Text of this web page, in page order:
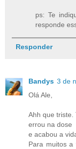
ps: Te
responde
Responder
Bandys 3 de
Olá Ale,
Ahh que triste.
errou na dose
e acabou a
Para muitos